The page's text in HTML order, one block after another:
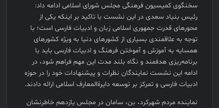
سخنگوی کمیسیون فرهنگی مجلس شورای اسلامی ادامه داد:
رئیس بنیاد سعدی در این نشست با تاکید بر اینکه یکی از
محورهای قدرت جمهوری اسلامی زبان و ادبیات فارسی است؛ با
توجه به علاقمندی بسیاری از کشورهای دنیا به ویژه کشورهای
همسایه به آموزش و آموختن فرهنگ و ادبیات فارسی باید با
برنامه‌ریزی هدفمند و نگاه بلند مدت این مهم فراهم شود، در
ادامه این نشست نمایندگان نظرات و پیشنهادات خود را در حوزه
ادبیات فارسی و تمرکز بر توسعه دایرةالمعارف اسلامی ارائه دادند.
نماینده مردم شهرکرد، بن، سامان در مجلس یازدهم خاطرنشان